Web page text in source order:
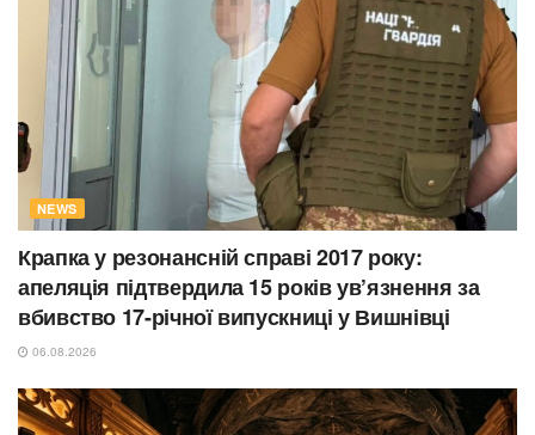
NEWS
Крапка у резонансній справі 2017 року:
апеляція підтвердила 15 років ув’язнення за
вбивство 17-річної випускниці у Вишнівці
06.08.2026